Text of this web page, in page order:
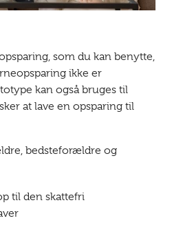
som du kan benytte,
ikke er
kan også bruges til
at lave en opsparing til
bedsteforældre og
til den skattefri